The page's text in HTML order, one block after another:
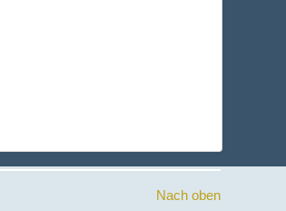
Nach oben